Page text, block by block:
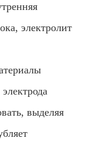
электролит
выделяя